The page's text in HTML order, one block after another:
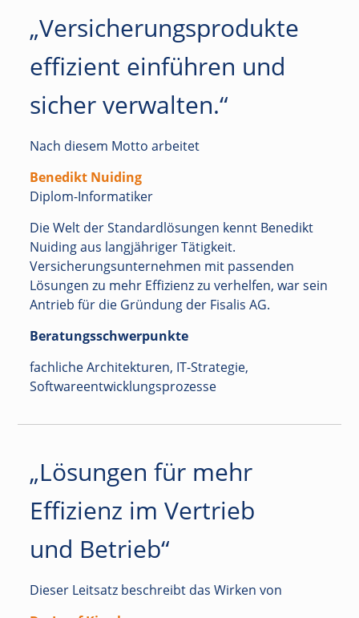
„Versicherungsprodukte
effizient einführen und
sicher verwalten.“
Nach diesem Motto arbeitet
Benedikt Nuiding
Diplom-Informatiker
Die Welt der Standardlösungen kennt Benedikt
Nuiding aus langjähriger Tätigkeit.
Versicherungsunternehmen mit passenden
Lösungen zu mehr Effizienz zu verhelfen, war sein
Antrieb für die Gründung der Fisalis AG.
Beratungsschwerpunkte
fachliche Architekturen, IT-Strategie,
Softwareentwicklungsprozesse
„Lösungen für mehr
Effizienz im Vertrieb
und Betrieb“
Dieser Leitsatz beschreibt das Wirken von